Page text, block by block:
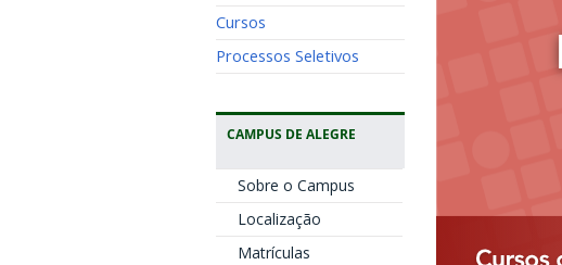
Cursos
Processos Seletivos
CAMPUS DE ALEGRE
Sobre o Campus
Localização
Matrículas